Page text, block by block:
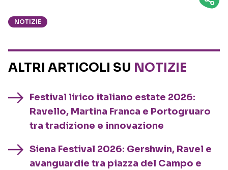
NOTIZIE
ALTRI ARTICOLI SU NOTIZIE
Festival lirico italiano estate 2026:
Ravello, Martina Franca e Portogruaro
tra tradizione e innovazione
Siena Festival 2026: Gershwin, Ravel e
avanguardie tra piazza del Campo e